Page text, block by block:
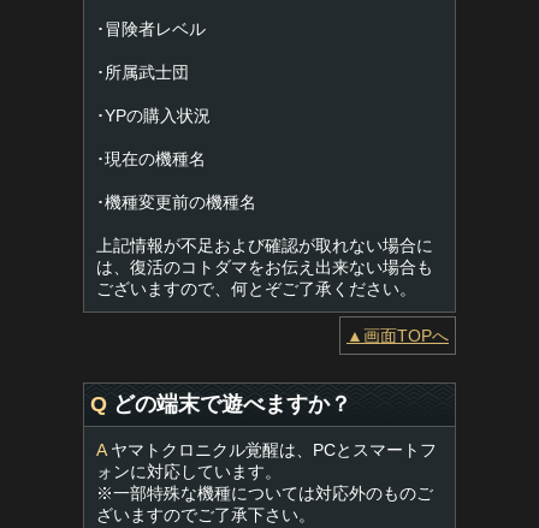
･冒険者レベル
･所属武士団
･YPの購入状況
･現在の機種名
･機種変更前の機種名
上記情報が不足および確認が取れない場合に
は、復活のコトダマをお伝え出来ない場合も
ございますので、何とぞご了承ください。
▲画面TOPへ
Q どの端末で遊べますか？
Aヤマトクロニクル覚醒は、PCとスマートフ
ォンに対応しています。
※一部特殊な機種については対応外のものご
ざいますのでご了承下さい。